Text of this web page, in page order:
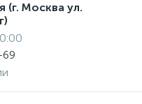
(г. Москва ул.
69